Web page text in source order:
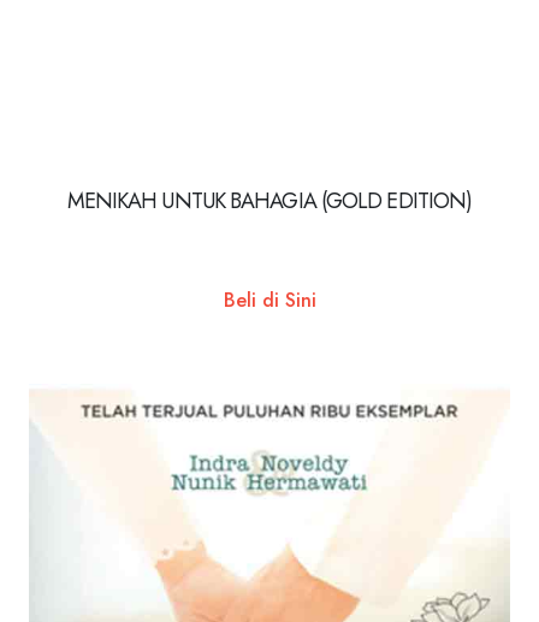
MENIKAH UNTUK BAHAGIA (GOLD EDITION)
Beli di Sini